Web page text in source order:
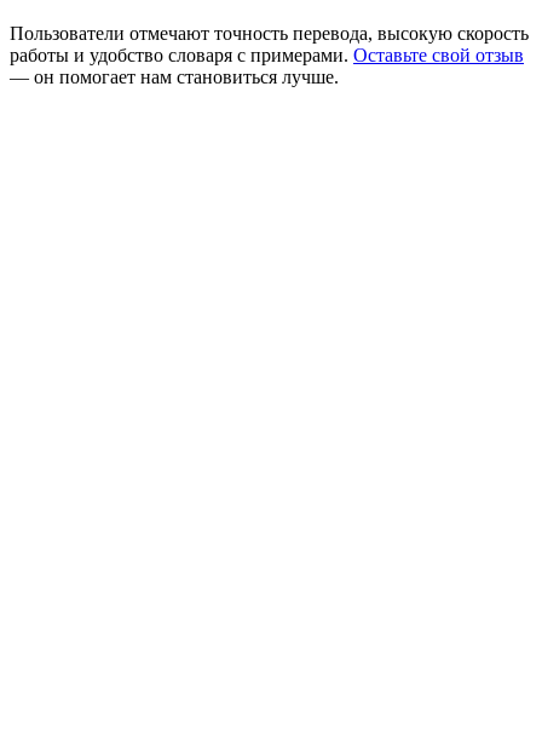
Пользователи отмечают точность перевода, высокую скорость
работы и удобство словаря с примерами. Оставьте свой отзыв
— он помогает нам становиться лучше.